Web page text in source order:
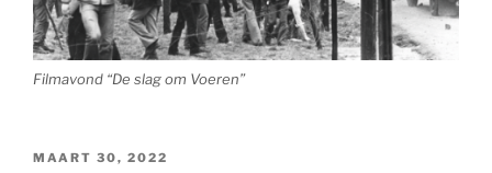
Filmavond “De slag om Voeren”
GEPLAATST
MAART 30, 2022